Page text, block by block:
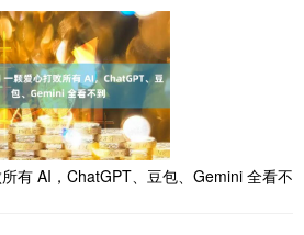
有 AI，ChatGPT、豆包、Gemini 全看不